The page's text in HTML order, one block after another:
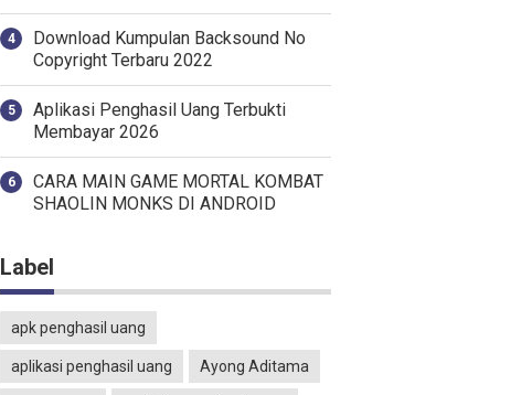
Download Kumpulan Backsound No
Copyright Terbaru 2022
Aplikasi Penghasil Uang Terbukti
Membayar 2026
CARA MAIN GAME MORTAL KOMBAT
SHAOLIN MONKS DI ANDROID
Label
apk penghasil uang
aplikasi penghasil uang Ayong Aditama